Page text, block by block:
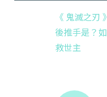
《 鬼滅之刃
後推手是？
救世主